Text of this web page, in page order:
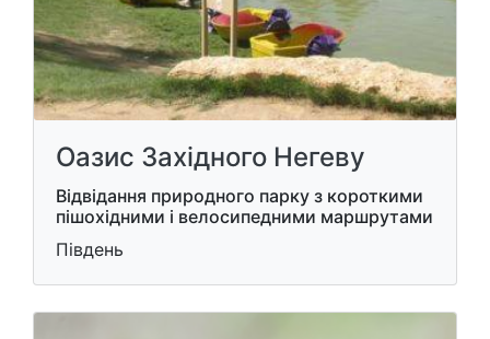
Оазис Західного Негеву
Відвідання природного парку з короткими
пішохідними і велосипедними маршрутами
Південь